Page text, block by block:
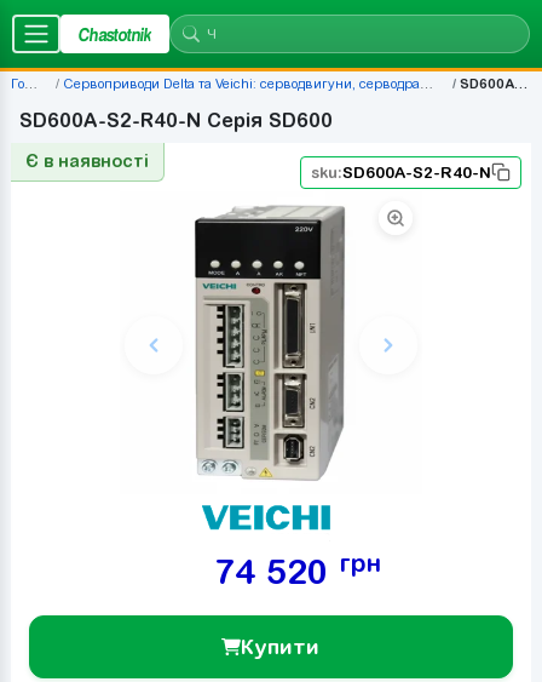
Chastotnik
Головна Сервоприводи Delta та Veichi: серводвигуни, серводрайвери, комплекти — ціни | Chastotnik.ua SD600A-S2-R40-N
SD600A-S2-R40-N Серія SD600
Є в наявності
sku:SD600A-S2-R40-N
74 520 грн
Купити